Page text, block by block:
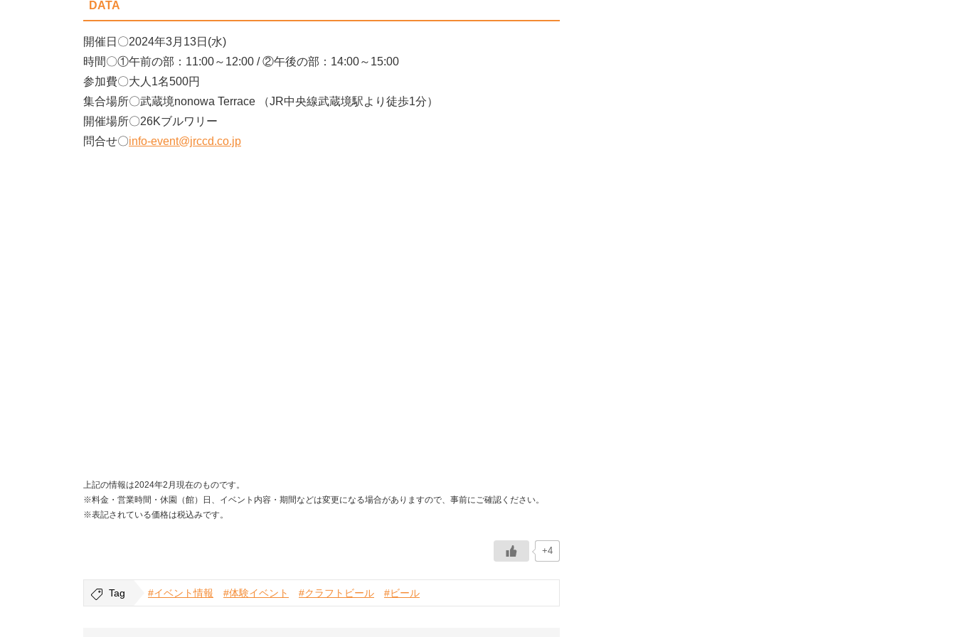
DATA
開催日〇2024年3月13日(水)
時間〇①午前の部：11:00～12:00 / ②午後の部：14:00～15:00
参加費〇大人1名500円
集合場所〇武蔵境nonowa Terrace （JR中央線武蔵境駅より徒歩1分）
開催場所〇26Kブルワリー
問合せ〇info-event@jrccd.co.jp
上記の情報は2024年2月現在のものです。
※料金・営業時間・休園（館）日、イベント内容・期間などは変更になる場合がありますので、事前にご確認ください。
※表記されている価格は税込みです。
+4
Tag #イベント情報 #体験イベント #クラフトビール #ビール